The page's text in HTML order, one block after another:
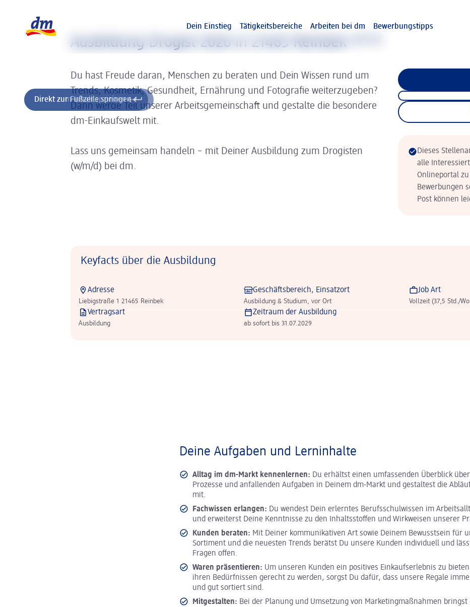
Direkt zum Inhalt springen
Direkt zur Fußzeile springen
Dein Einstieg
Tätigkeitsbereiche Arbeiten bei dm Bewerbungstipps
Ausbildung Drogist 2026 in 21465 Reinbek
Du hast Freude daran, Menschen zu beraten und Dein Wissen rund um
Trends, Kosmetik, Gesundheit, Ernährung und Fotografie weiterzugeben?
Dann werde Teil unserer Arbeitsgemeinschaft und gestalte die besondere
dm-Einkaufswelt mit.
Lass uns gemeinsam handeln – mit Deiner Ausbildung zum Drogisten
(w/m/d) bei dm.
Dieses
alle
Onlineportal
Bewerbungen
Post können
Keyfacts über die Ausbildung
Adresse
Liebigstraße 1 21465 Reinbek
Geschäftsbereich, Einsatzort
Ausbildung & Studium, vor Ort
Job Art
Vollzeit (37,5 Std./
Vertragsart
Ausbildung
Zeitraum der Ausbildung
ab sofort bis 31.07.2029
Deine Aufgaben und Lerninhalte
Alltag im dm-Markt kennenlernen: Du erhältst einen umfassenden Überblick
Prozesse und anfallenden Aufgaben in Deinem dm-Markt und gestaltest die
mit.
Fachwissen erlangen: Du wendest Dein erlerntes Berufsschulwissen im
und erweiterst Deine Kenntnisse zu den Inhaltsstoffen und Wirkweisen unserer
Kunden beraten: Mit Deiner kommunikativen Art sowie Deinem Bewusstsein für
Sortiment und die neuesten Trends berätst Du unsere Kunden individuell und
Fragen offen.
Waren präsentieren: Um unseren Kunden ein positives Einkaufserlebnis zu
ihren Bedürfnissen gerecht zu werden, sorgst Du dafür, dass unsere Regale
und gut sortiert sind.
Mitgestalten: Bei der Planung und Umsetzung von Marketingmaßnahmen bringst